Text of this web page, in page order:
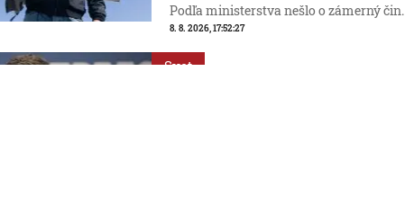
Podľa ministerstva nešlo o zámerný čin.
8. 8. 2026, 17:52:27
Svet